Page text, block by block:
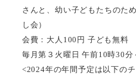
さんと、幼い子どもたちのた
し会）
会費：大人100円 子ども無料
毎月第３火曜日 午前10時30分
<2024年の年間予定は以下の